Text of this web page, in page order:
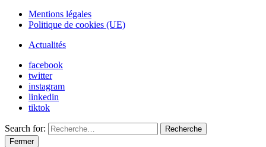
Mentions légales
Politique de cookies (UE)
Actualités
facebook
twitter
instagram
linkedin
tiktok
Search for:
Recherche
Fermer